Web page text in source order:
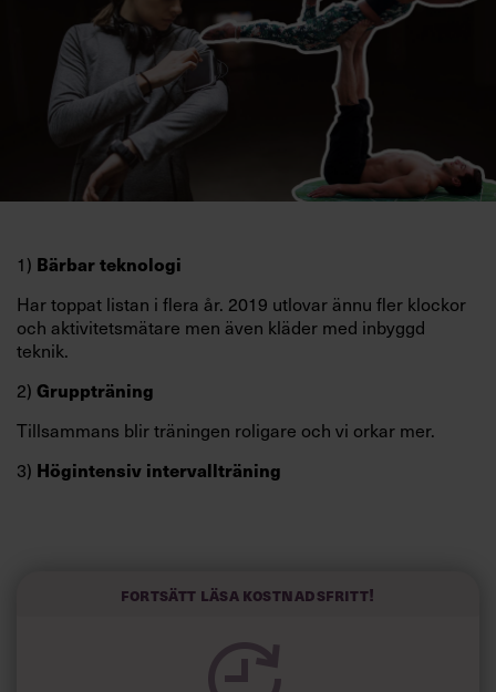
Logga in
1) Bärbar teknologi
Har toppat listan i flera år. 2019 utlovar ännu fler klockor
och aktivitets­mätare men även kläder med inbyggd
teknik.
2) Gruppträning
Tillsammans blir träningen roligare och vi orkar mer.
3) Högintensiv intervallträning
Fortsätt läsa kostnadsfritt!